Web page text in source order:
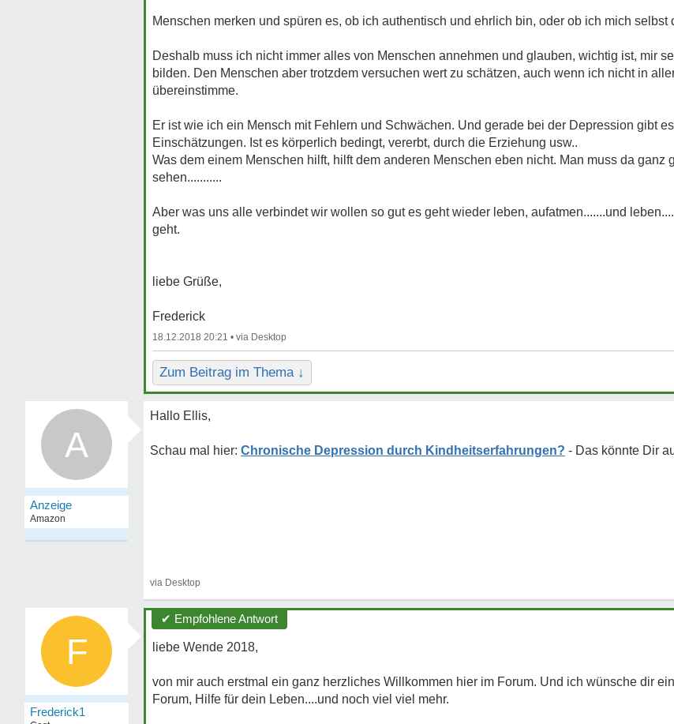
Menschen merken und spüren es, ob ich authentisch und ehrlich bin, oder ob ich mich selbst
Deshalb muss ich nicht immer alles von Menschen annehmen und glauben, wichtig ist, mir
bilden. Den Menschen aber trotzdem versuchen wert zu schätzen, auch wenn ich nicht in
übereinstimme.
Er ist wie ich ein Mensch mit Fehlern und Schwächen. Und gerade bei der Depression gibt
Einschätzungen. Ist es körperlich bedingt, vererbt, durch die Erziehung usw..
Was dem einem Menschen hilft, hilft dem anderen Menschen eben nicht. Man muss da ganz
sehen...........
Aber was uns alle verbindet wir wollen so gut es geht wieder leben, aufatmen.......und
geht.
liebe Grüße,
Frederick
18.12.2018 20:21 •
Zum Beitrag im Thema ↓
A
Hallo Ellis,
Chronische Depression durch Kindheitserfahrungen?
F
Frederick1
✔ Empfohlene Antwort
liebe Wende 2018,
von mir auch erstmal ein ganz herzliches Willkommen hier im Forum. Und ich wünsche dir
Forum, Hilfe für dein Leben....und noch viel viel mehr.